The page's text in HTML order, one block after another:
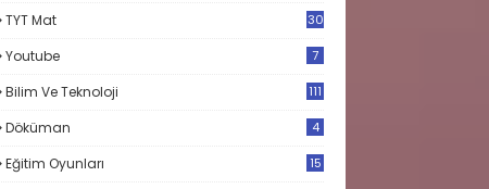
TYT Mat 30
Youtube 7
Bilim Ve Teknoloji 111
Döküman 4
Eğitim Oyunları 15